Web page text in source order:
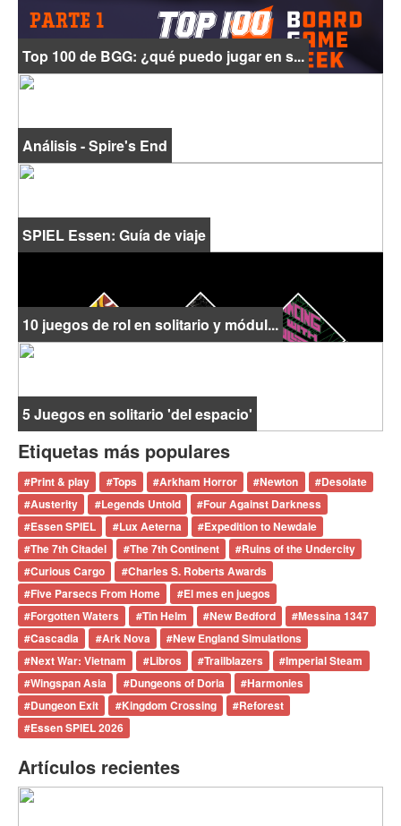
Top 100 de BGG: ¿qué puedo jugar en s...
Análisis - Spire's End
SPIEL Essen: Guía de viaje
10 juegos de rol en solitario y módul...
5 Juegos en solitario 'del espacio'
Etiquetas más populares
#Print & play #Tops #Arkham Horror #Newton #Desolate
#Austerity #Legends Untold #Four Against Darkness
#Essen SPIEL #Lux Aeterna #Expedition to Newdale
#The 7th Citadel #The 7th Continent #Ruins of the Undercity
#Curious Cargo #Charles S. Roberts Awards
#Five Parsecs From Home #El mes en juegos
#Forgotten Waters #Tin Helm #New Bedford #Messina 1347
#Cascadia #Ark Nova #New England Simulations
#Next War: Vietnam #Libros #Trailblazers #Imperial Steam
#Wingspan Asia #Dungeons of Doria #Harmonies
#Dungeon Exit #Kingdom Crossing #Reforest
#Essen SPIEL 2026
Artículos recientes